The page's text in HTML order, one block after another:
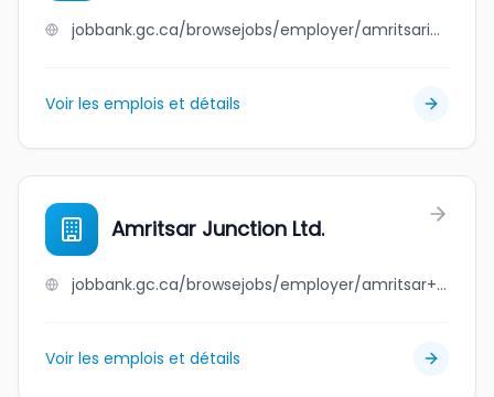
jobbank.gc.ca/browsejobs/employer/amritsari+kulcha+point/ca
Voir les emplois et détails
Amritsar Junction Ltd.
jobbank.gc.ca/browsejobs/employer/amritsar+junction+ltd./ca
Voir les emplois et détails